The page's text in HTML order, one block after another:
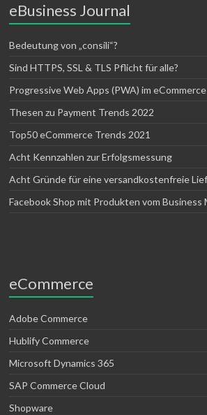
eBusiness Journal
Bedeutung von „consili“?
Sind HTTPS, SSL & TLS Pflicht für alle?
Progressive Web Apps (PWA) im eCommerce
Thesen zu Payment Trends 2022
Top50 eCommerce Trends 2021
Acht Kennzahlen zur Erfolgsmessung
Acht Gründe für eine versandkostenfreie
Facebook Shop mit Produkten vom Business
eCommerce
Adobe Commerce
Hublify Commerce
Microsoft Dynamics 365
SAP Commerce Cloud
Shopware